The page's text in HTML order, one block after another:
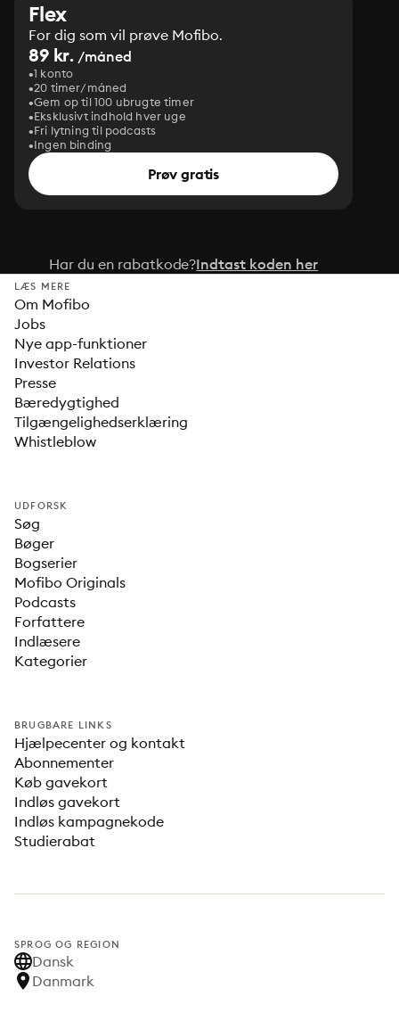
Flex
For dig som vil prøve Mofibo.
89 kr. /måned
1 konto
20 timer/måned
Gem op til 100 ubrugte timer
Eksklusivt indhold hver uge
Fri lytning til podcasts
Ingen binding
Prøv gratis
Har du en rabatkode?Indtast koden her
LÆS MERE
Om Mofibo
Jobs
Nye app-funktioner
Investor Relations
Presse
Bæredygtighed
Tilgængelighedserklæring
Whistleblow
UDFORSK
Søg
Bøger
Bogserier
Mofibo Originals
Podcasts
Forfattere
Indlæsere
Kategorier
BRUGBARE LINKS
Hjælpecenter og kontakt
Abonnementer
Køb gavekort
Indløs gavekort
Indløs kampagnekode
Studierabat
SPROG OG REGION
Dansk
Danmark